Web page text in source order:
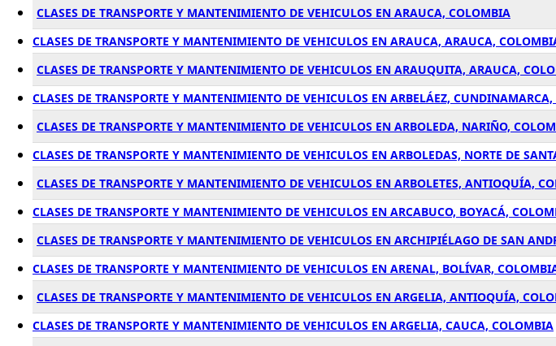
CLASES DE TRANSPORTE Y MANTENIMIENTO DE VEHICULOS EN ARAUCA, COLOMBIA
CLASES DE TRANSPORTE Y MANTENIMIENTO DE VEHICULOS EN ARAUCA, ARAUCA,
CLASES DE TRANSPORTE Y MANTENIMIENTO DE VEHICULOS EN ARAUQUITA, ARAUCA,
CLASES DE TRANSPORTE Y MANTENIMIENTO DE VEHICULOS EN ARBELÁEZ,
CLASES DE TRANSPORTE Y MANTENIMIENTO DE VEHICULOS EN ARBOLEDA, NARIÑO,
CLASES DE TRANSPORTE Y MANTENIMIENTO DE VEHICULOS EN ARBOLEDAS, NORTE DE
CLASES DE TRANSPORTE Y MANTENIMIENTO DE VEHICULOS EN ARBOLETES, ANTIOQUÍA,
CLASES DE TRANSPORTE Y MANTENIMIENTO DE VEHICULOS EN ARCABUCO, BOYACÁ,
CLASES DE TRANSPORTE Y MANTENIMIENTO DE VEHICULOS EN ARCHIPIÉLAGO DE SAN
CLASES DE TRANSPORTE Y MANTENIMIENTO DE VEHICULOS EN ARENAL, BOLÍVAR,
CLASES DE TRANSPORTE Y MANTENIMIENTO DE VEHICULOS EN ARGELIA, ANTIOQUÍA,
CLASES DE TRANSPORTE Y MANTENIMIENTO DE VEHICULOS EN ARGELIA, CAUCA, COLOMBIA